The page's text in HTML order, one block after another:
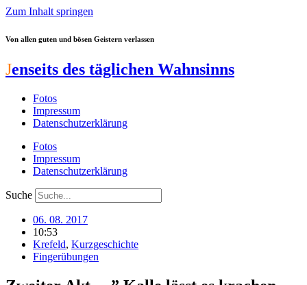
Zum Inhalt springen
Von allen guten und bösen Geistern verlassen
Jenseits des täglichen Wahnsinns
Fotos
Impressum
Datenschutzerklärung
Fotos
Impressum
Datenschutzerklärung
Suche
06. 08. 2017
10:53
Krefeld, Kurzgeschichte
Fingerübungen